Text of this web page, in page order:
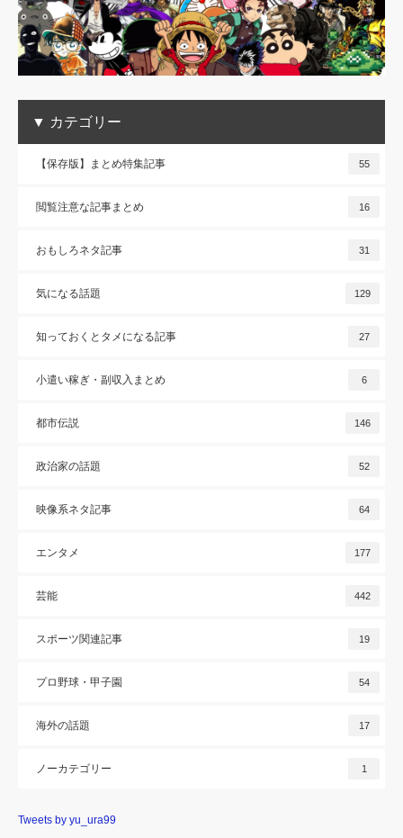
▼ カテゴリー
【保存版】まとめ特集記事 55
閲覧注意な記事まとめ 16
おもしろネタ記事 31
気になる話題 129
知っておくとタメになる記事 27
小遣い稼ぎ・副収入まとめ 6
都市伝説 146
政治家の話題 52
映像系ネタ記事 64
エンタメ 177
芸能 442
スポーツ関連記事 19
プロ野球・甲子園 54
海外の話題 17
ノーカテゴリー 1
Tweets by yu_ura99